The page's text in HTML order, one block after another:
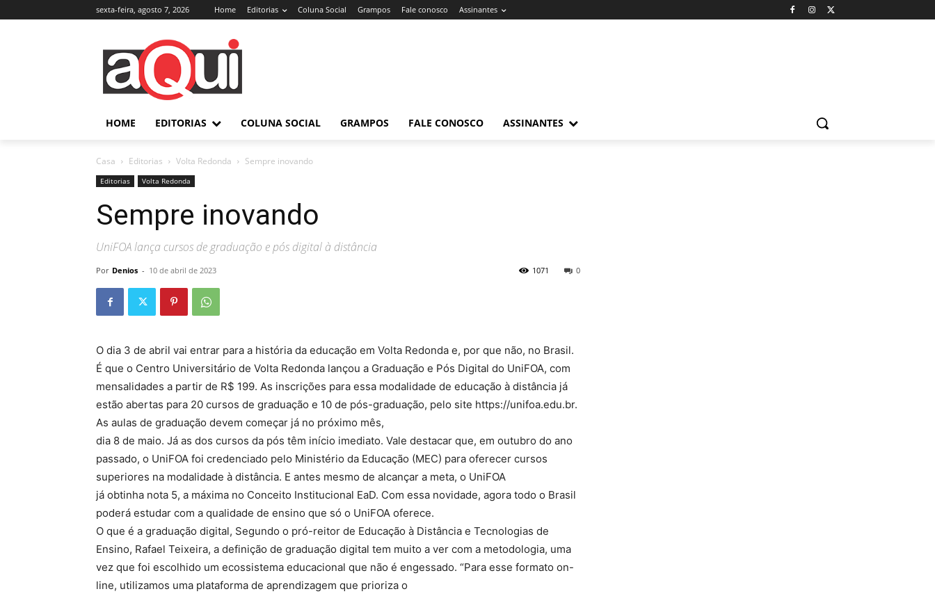
sexta-feira, agosto 7, 2026 Home Editorias Coluna Social Grampos Fale conosco Assinantes
HOME EDITORIAS COLUNA SOCIAL GRAMPOS FALE CONOSCO ASSINANTES
Casa Editorias Volta Redonda Sempre inovando
Editorias Volta Redonda
Sempre inovando
UniFOA lança cursos de graduação e pós digital à distância
Por Denios - 10 de abril de 2023 0
1071
O dia 3 de abril vai entrar para a história da educação em Volta Redonda e, por que não, no Brasil.
É que o Centro Universitário de Volta Redonda lançou a Graduação e Pós Digital do UniFOA, com
mensalidades a partir de R$ 199. As inscrições para essa modalidade de educação à distância já
estão abertas para 20 cursos de graduação e 10 de pós-graduação, pelo site https://unifoa.edu.br.
As aulas de graduação devem começar já no próximo mês,
dia 8 de maio. Já as dos cursos da pós têm início imediato. Vale destacar que, em outubro do ano
passado, o UniFOA foi credenciado pelo Ministério da Educação (MEC) para oferecer cursos
superiores na modalidade à distância. E antes mesmo de alcançar a meta, o UniFOA
já obtinha nota 5, a máxima no Conceito Institucional EaD. Com essa novidade, agora todo o Brasil
poderá estudar com a qualidade de ensino que só o UniFOA oferece.
O que é a graduação digital, Segundo o pró-reitor de Educação à Distância e Tecnologias de
Ensino, Rafael Teixeira, a definição de graduação digital tem muito a ver com a metodologia, uma
vez que foi escolhido um ecossistema educacional que não é engessado. “Para esse formato on-
line, utilizamos uma plataforma de aprendizagem que prioriza o